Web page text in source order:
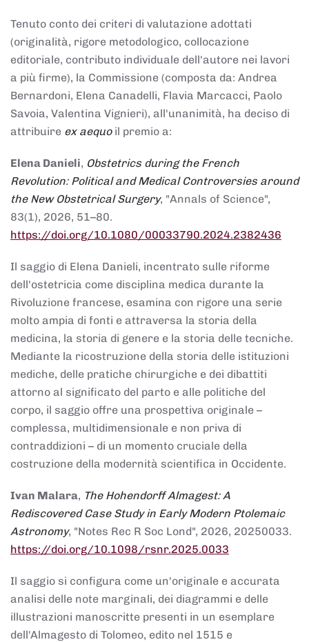
Tenuto conto dei criteri di valutazione adottati
(originalità, rigore metodologico, collocazione
editoriale, contributo individuale dell'autore nei lavori
a più firme), la Commissione (composta da: Andrea
Bernardoni, Elena Canadelli, Flavia Marcacci, Paolo
Savoia, Valentina Vignieri), all'unanimità, ha deciso di
attribuire ex aequoil premio a:
Elena Danieli, Obstetrics during the French
Revolution: Political and Medical Controversies around
the New Obstetrical Surgery, "Annals of Science",
83(1), 2026, 51–80.
https://doi.org/10.1080/00033790.2024.2382436
Il saggio di Elena Danieli, incentrato sulle riforme
dell'ostetricia come disciplina medica durante la
Rivoluzione francese, esamina con rigore una serie
molto ampia di fonti e attraversa la storia della
medicina, la storia di genere e la storia delle tecniche.
Mediante la ricostruzione della storia delle istituzioni
mediche, delle pratiche chirurgiche e dei dibattiti
attorno al significato del parto e alle politiche del
corpo, il saggio offre una prospettiva originale –
complessa, multidimensionale e non priva di
contraddizioni – di un momento cruciale della
costruzione della modernità scientifica in Occidente.
Ivan Malara, The Hohendorff Almagest: A
Rediscovered Case Study in Early Modern Ptolemaic
Astronomy, "Notes Rec R Soc Lond", 2026, 20250033.
https://doi.org/10.1098/rsnr.2025.0033
Il saggio si configura come un'originale e accurata
analisi delle note marginali, dei diagrammi e delle
illustrazioni manoscritte presenti in un esemplare
dell'Almagesto di Tolomeo, edito nel 1515 e